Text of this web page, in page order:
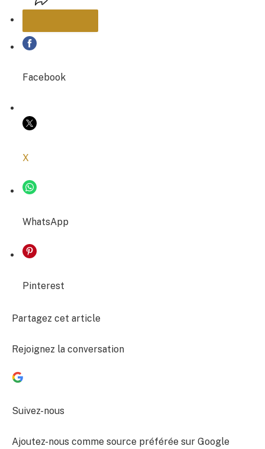
PARTAGER
COPIER LE LIEN
Facebook
X
WhatsApp
Pinterest
Partagez cet article
Rejoignez la conversation
Suivez-nous
Ajoutez-nous comme source préférée sur Google